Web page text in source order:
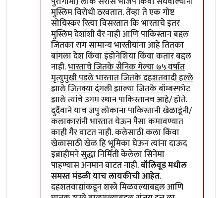
मुस्लिम विरोधी ठरवतात. तेंव्हा ते एक गोष्ट
सोयिस्कर रित्या विसरतात कि भारताचे इतर
मुस्लिम देशांशी वैर नाही आणि पाकिस्तान बद्दल
जितका राग सामान्य भारतीयांना आहे तितका
बांगला देश किंवा इंडोनेशिया किंवा कतार बद्दल
नाही.भारताचे जितके सैनिक गेल्या ७५ वर्षात
मृत्युमुखी पडले भारतात जितके दहशतवादी हल्ले
झाले जितक्या दंगली झाल्या जितके बॉम्बस्फोट
झाले त्यांचे उगम स्थान पाकिस्तानच आहे/ होते.
दुर्दैवाने याच जपु लोकाना पाकिस्तानी खेळाडूंनी/
कलाकारांनी भारतात येऊन पैसा कमावण्यात
काही गैर वाटत नाही. कलेसाठी कला किंवा
खेळासाठी खेळ हि भूमिका घेऊन त्यांना दाऊद
इब्राहीमने सुद्धा निर्मिती केलेला सिनेमा
पाहण्यास अनमान वाटत नाही.बॉलिवूड मधील
समस्त मंडळी याच लायकीची आहेत.
दहशतवाद्यांकडून शस्त्रे मिळवल्याबद्दल आणि